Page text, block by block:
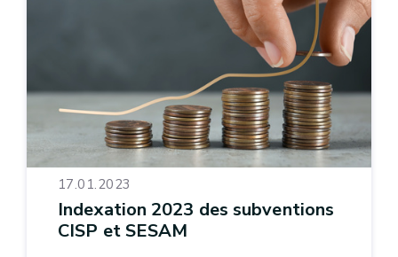
17.01.2023
Indexation 2023 des subventions
CISP et SESAM